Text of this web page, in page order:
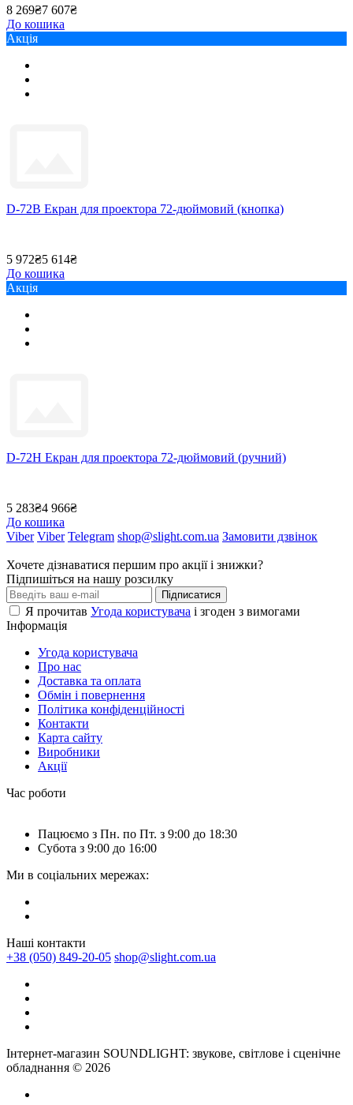
8 269₴7 607₴
До кошика
Акція
D-72B Екран для проектора 72-дюймовий (кнопка)
5 972₴5 614₴
До кошика
Акція
D-72H Екран для проектора 72-дюймовий (ручний)
5 283₴4 966₴
До кошика
Viber Viber Telegram shop@slight.com.ua Замовити дзвінок
Хочете дізнаватися першим про акції і знижки?
Підпишіться на нашу розсилку
Підписатися
Я прочитав Угода користувача і згоден з вимогами
Інформація
Угода користувача
Про нас
Доставка та оплата
Обмін і повернення
Політика конфіденційності
Контакти
Карта сайту
Виробники
Акції
Час роботи
Пацюємо з Пн. по Пт. з 9:00 до 18:30
Субота з 9:00 до 16:00
Ми в соціальних мережах:
Наші контакти
+38 (050) 849-20-05 shop@slight.com.ua
Інтернет-магазин SOUNDLIGHT: звукове, світлове і сценічне
обладнання © 2026